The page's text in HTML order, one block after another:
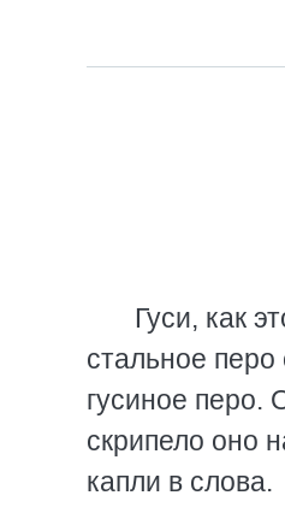
Гуси, как
стальное
гусиное перо.
скрипело оно
капли в слова.